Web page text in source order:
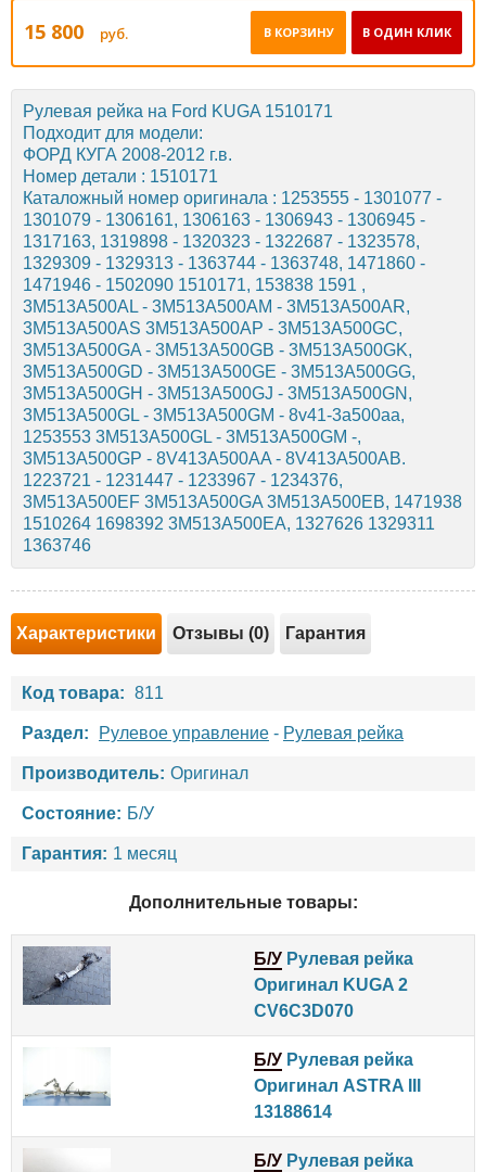
15 800 руб. В ОДИН КЛИК
В КОРЗИНУ
Рулевая рейка на Ford KUGA 1510171
Подходит для модели:
ФОРД КУГА 2008-2012 г.в.
Номер детали : 1510171
Каталожный номер оригинала : 1253555 - 1301077 -
1301079 - 1306161, 1306163 - 1306943 - 1306945 -
1317163, 1319898 - 1320323 - 1322687 - 1323578,
1329309 - 1329313 - 1363744 - 1363748, 1471860 -
1471946 - 1502090 1510171, 153838 1591 ,
3M513A500AL - 3M513A500AM - 3M513A500AR,
3M513A500AS 3M513A500AP - 3M513A500GC,
3M513A500GA - 3M513A500GB - 3M513A500GK,
3M513A500GD - 3M513A500GE - 3M513A500GG,
3M513A500GH - 3M513A500GJ - 3M513A500GN,
3M513A500GL - 3M513A500GM - 8v41-3a500aa,
1253553 3M513A500GL - 3M513A500GM -,
3M513A500GP - 8V413A500AA - 8V413A500AB.
1223721 - 1231447 - 1233967 - 1234376,
3M513A500EF 3M513A500GA 3M513A500EB, 1471938
1510264 1698392 3M513A500EA, 1327626 1329311
1363746
Характеристики Отзывы (0) Гарантия
Код товара: 811
Раздел: Рулевое управление - Рулевая рейка
Производитель: Оригинал
Состояние: Б/У
Гарантия: 1 месяц
Дополнительные товары:
Б/У Рулевая рейка
Оригинал KUGA 2
CV6C3D070
Б/У Рулевая рейка
Оригинал ASTRA III
13188614
Б/У Рулевая рейка